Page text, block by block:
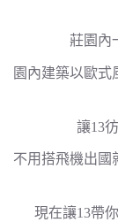
莊園內
園內建築以歐
讓13
不用搭飛機出國
現在讓13帶